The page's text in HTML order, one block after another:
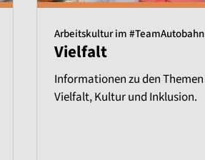
Arbeitskultur im #TeamAutobahn
Vielfalt
Informationen zu den Themen
Vielfalt, Kultur und Inklusion.